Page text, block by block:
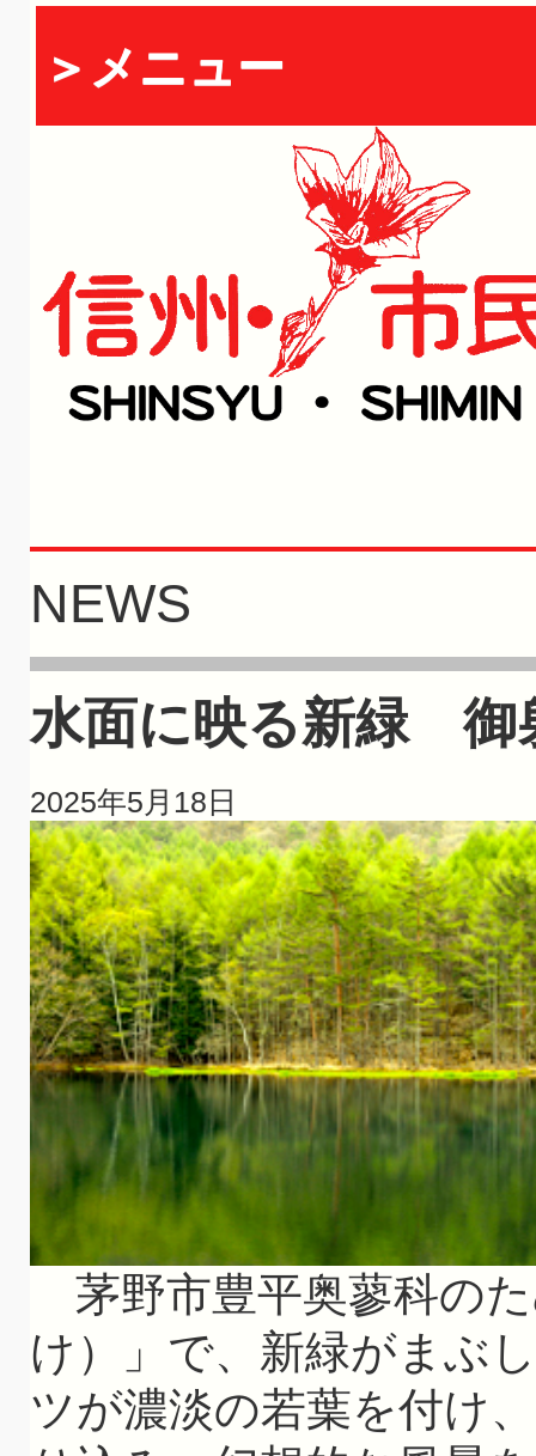
＞メニュー
NEWS
水面に映る新緑 御
2025年5月18日
茅野市豊平奥蓼科の
け）」で、新緑がまぶ
ツが濃淡の若葉を付け